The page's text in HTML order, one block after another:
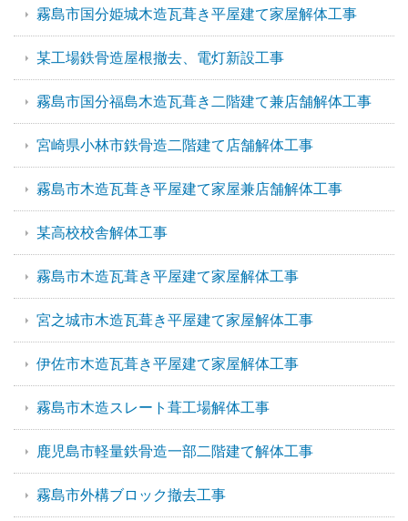
霧島市国分姫城木造瓦葺き平屋建て家屋解体工事
某工場鉄骨造屋根撤去、電灯新設工事
霧島市国分福島木造瓦葺き二階建て兼店舗解体工事
宮崎県小林市鉄骨造二階建て店舗解体工事
霧島市木造瓦葺き平屋建て家屋兼店舗解体工事
某高校校舎解体工事
霧島市木造瓦葺き平屋建て家屋解体工事
宮之城市木造瓦葺き平屋建て家屋解体工事
伊佐市木造瓦葺き平屋建て家屋解体工事
霧島市木造スレート葺工場解体工事
鹿児島市軽量鉄骨造一部二階建て解体工事
霧島市外構ブロック撤去工事